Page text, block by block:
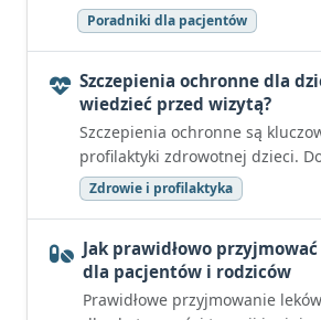
Poradniki dla pacjentów
Szczepienia ochronne dla
wiedzieć przed wizytą?
Szczepienia ochronne są
profilaktyki zdrowotnej dzieci.
Zdrowie i profilaktyka
Jak prawidłowo
dla pacjentów i rodziców
Prawidłowe przyjmowanie